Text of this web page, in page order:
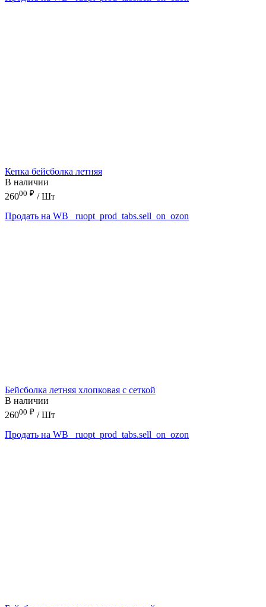
Кепка бейсболка летняя
В наличии
26000 ₽ / Шт
Продать на WB
_ruopt_prod_tabs.sell_on_ozon
Бейсболка летняя хлопковая с сеткой
В наличии
26000 ₽ / Шт
Продать на WB
_ruopt_prod_tabs.sell_on_ozon